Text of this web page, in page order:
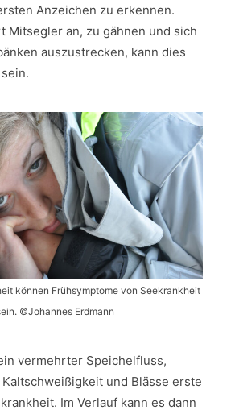
Anzeichen zu erkennen.
Mitsegler an, zu gähnen und sich
auszustrecken, kann dies
können Frühsymptome von Seekrankheit
©Johannes Erdmann
vermehrter Speichelfluss,
und Blässe erste
Im Verlauf kann es dann